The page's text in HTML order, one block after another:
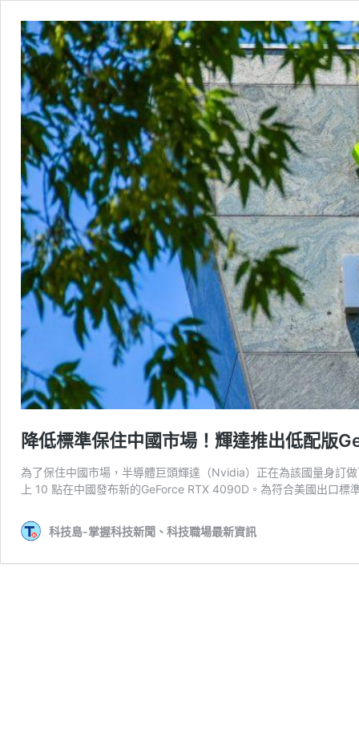
降低標準保住中國市場！輝達推出低配版
為了保住中國市場，半導體巨頭輝達（Nvidia）正在為該國量身訂
上 10 點在中國發布新的GeForce RTX 4090D。為符合美國出口
科技島-掌握科技新聞、科技職場最新資訊